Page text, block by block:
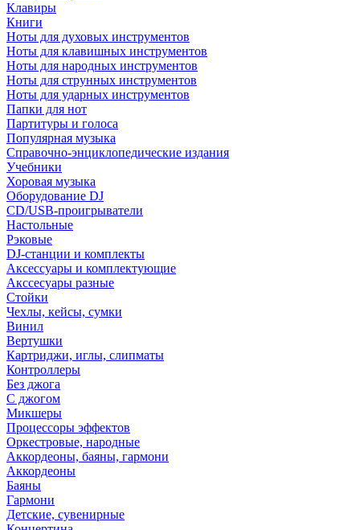
Клавиры
Книги
Ноты для духовых инструментов
Ноты для клавишных инструментов
Ноты для народных инструментов
Ноты для струнных инструментов
Ноты для ударных инструментов
Папки для нот
Партитуры и голоса
Популярная музыка
Справочно-энциклопедические издания
Учебники
Хоровая музыка
Оборудование DJ
CD/USB-проигрыватели
Настольные
Рэковые
DJ-станции и комплекты
Аксессуары и комплектующие
Акссесуары разные
Стойки
Чехлы, кейсы, сумки
Винил
Вертушки
Картриджи, иглы, слипматы
Контроллеры
Без джога
С джогом
Микшеры
Процессоры эффектов
Оркестровые, народные
Аккордеоны, баяны, гармони
Аккордеоны
Баяны
Гармони
Детские, сувенирные